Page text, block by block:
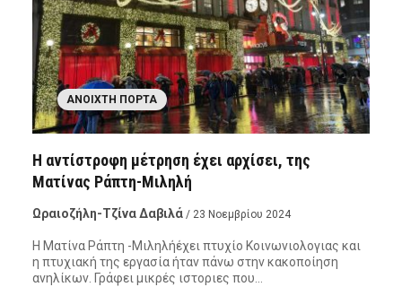
ΑΝΟΙΧΤΉ ΠΌΡΤΑ
Η αντίστροφη μέτρηση έχει αρχίσει, της
Ματίνας Ράπτη-Μιληλή
Ωραιοζήλη-Τζίνα Δαβιλά / 23 Νοεμβρίου 2024
Η Ματίνα Ράπτη -Μιληλήέχει πτυχίο Κοινωνιολογιας και
η πτυχιακή της εργασία ήταν πάνω στην κακοποίηση
ανηλίκων. Γράφει μικρές ιστοριες που…